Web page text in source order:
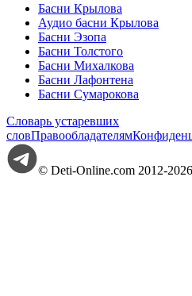
Басни Крылова
Аудио басни Крылова
Басни Эзопа
Басни Толстого
Басни Михалкова
Басни Лафонтена
Басни Сумарокова
Словарь устаревших
словПравообладателям
© Deti-Online.com 2012-2026